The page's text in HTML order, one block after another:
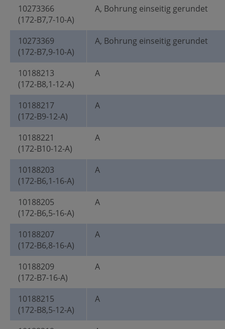
10273366
(172-B7,7-10-A)
A, Bohrung einseitig gerundet
10273369
(172-B7,9-10-A)
A, Bohrung einseitig gerundet
10188213
(172-B8,1-12-A)
A
10188217
(172-B9-12-A)
A
10188221
(172-B10-12-A)
A
10188203
(172-B6,1-16-A)
A
10188205
(172-B6,5-16-A)
A
10188207
(172-B6,8-16-A)
A
10188209
(172-B7-16-A)
A
10188215
(172-B8,5-12-A)
A